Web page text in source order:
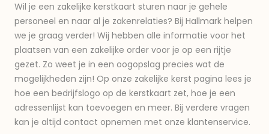
Wil je een zakelijke kerstkaart sturen naar je gehele
personeel en naar al je zakenrelaties? Bij Hallmark helpen
we je graag verder! Wij hebben alle informatie voor het
plaatsen van een zakelijke order voor je op een rijtje
gezet. Zo weet je in een oogopslag precies wat de
mogelijkheden zijn! Op onze zakelijke kerst pagina lees je
hoe een bedrijfslogo op de kerstkaart zet, hoe je een
adressenlijst kan toevoegen en meer. Bij verdere vragen
kan je altijd contact opnemen met onze klantenservice.